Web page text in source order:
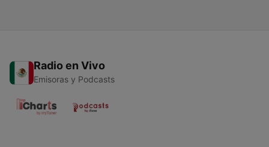
Radio en Vivo
Emisoras y Podcasts